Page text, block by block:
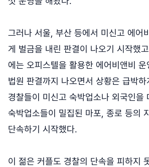
그러나 서울, 부산 등에서 미신고 에어
게 벌금을 내린 판결이 나오기 시작했
에는 오피스텔을 활용한 에어비앤비
법원 판결까지 나오면서 상황은 급박
경찰들이 미신고 숙박업소나 외국인을
숙박업소들이 밀집된 마포, 종로 등의
단속하기 시작했다.
이 젊은 커플도 경찰의 단속을 피하지